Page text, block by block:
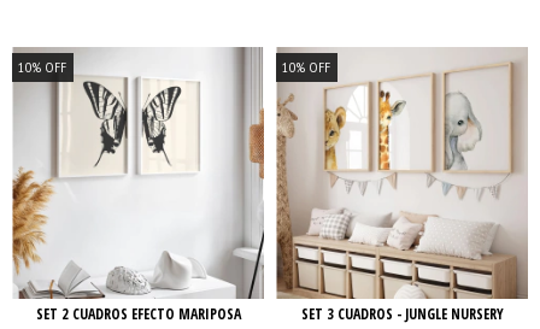
10% OFF
SET 2 CUADROS EFECTO MARIPOSA
10% OFF
SET 3 CUADROS - JUNGLE NURSERY